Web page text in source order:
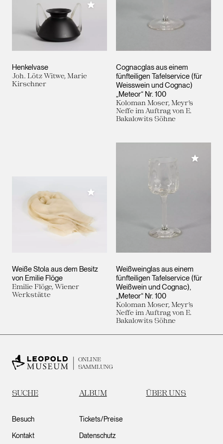
Henkelvase
Joh. Lötz Witwe, Marie
Kirschner
Meiner Sammlung hinzufügen
Cognacglas aus einem
fünfteiligen Tafelservice (für
Weisswein und Cognac)
„Meteor“ Nr. 100
Koloman Moser, Meyr’s
Neffe im Auftrag von E.
Bakalowits Söhne
Weiße Stola aus dem Besitz
von Emilie Flöge
Emilie Flöge, Wiener
Werkstätte
Meiner Sammlung hinzufügen
Weißweinglas aus einem
fünfteiligen Tafelservice (für
Weißwein und Cognac),
„Meteor“ Nr. 100
Koloman Moser, Meyr’s
Neffe im Auftrag von E.
Bakalowits Söhne
Meiner
ONLINE
SAMMLUNG
SUCHE ALBUM ÜBER UNS
Besuch
Kontakt
Tickets/Preise
Datenschutz